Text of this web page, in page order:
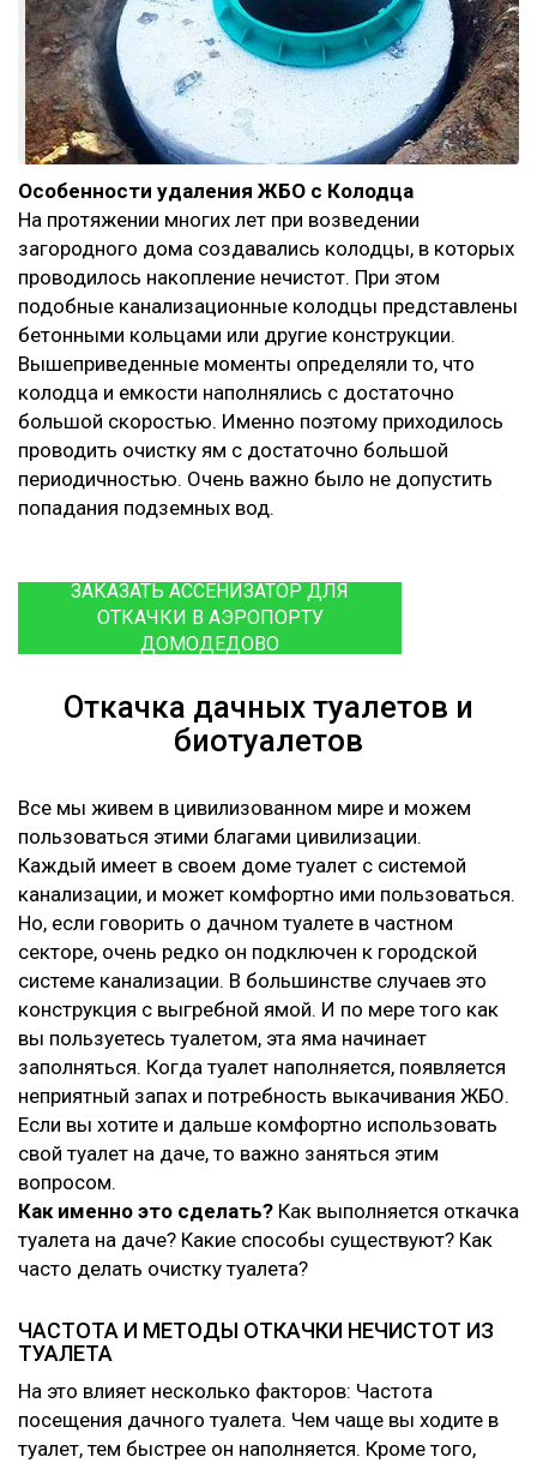
Особенности удаления ЖБО с Колодца
На протяжении многих лет при возведении
загородного дома создавались колодцы, в которых
проводилось накопление нечистот. При этом
подобные канализационные колодцы представлены
бетонными кольцами или другие конструкции.
Вышеприведенные моменты определяли то, что
колодца и емкости наполнялись с достаточно
большой скоростью. Именно поэтому приходилось
проводить очистку ям с достаточно большой
периодичностью. Очень важно было не допустить
попадания подземных вод.
ЗАКАЗАТЬ АССЕНИЗАТОР ДЛЯ
ОТКАЧКИ В АЭРОПОРТУ
ДОМОДЕДОВО
Откачка дачных туалетов и
биотуалетов
Все мы живем в цивилизованном мире и можем
пользоваться этими благами цивилизации.
Каждый имеет в своем доме туалет с системой
канализации, и может комфортно ими пользоваться.
Но, если говорить о дачном туалете в частном
секторе, очень редко он подключен к городской
системе канализации. В большинстве случаев это
конструкция с выгребной ямой. И по мере того как
вы пользуетесь туалетом, эта яма начинает
заполняться. Когда туалет наполняется, появляется
неприятный запах и потребность выкачивания ЖБО.
Если вы хотите и дальше комфортно использовать
свой туалет на даче, то важно заняться этим
вопросом.
Как именно это сделать? Как выполняется откачка
туалета на даче? Какие способы существуют? Как
часто делать очистку туалета?
ЧАСТОТА И МЕТОДЫ ОТКАЧКИ НЕЧИСТОТ ИЗ
ТУАЛЕТА
На это влияет несколько факторов: Частота
посещения дачного туалета. Чем чаще вы ходите в
туалет, тем быстрее он наполняется. Кроме того,